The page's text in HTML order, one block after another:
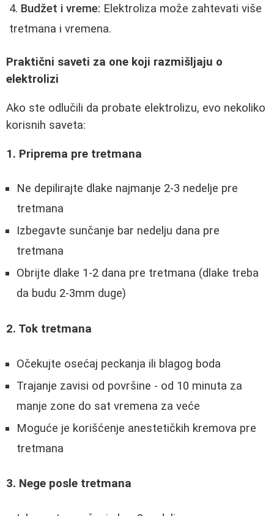
Budžet i vreme: Elektroliza može zahtevati više
tretmana i vremena.
Praktični saveti za one koji razmišljaju o
elektrolizi
Ako ste odlučili da probate elektrolizu, evo nekoliko
korisnih saveta:
1. Priprema pre tretmana
Ne depilirajte dlake najmanje 2-3 nedelje pre
tretmana
Izbegavte sunčanje bar nedelju dana pre
tretmana
Obrijte dlake 1-2 dana pre tretmana (dlake treba
da budu 2-3mm duge)
2. Tok tretmana
Očekujte osećaj peckanja ili blagog boda
Trajanje zavisi od površine - od 10 minuta za
manje zone do sat vremena za veće
Moguće je korišćenje anestetičkih kremova pre
tretmana
3. Nege posle tretmana